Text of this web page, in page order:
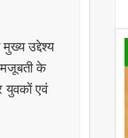
उद्देश्य
के
युवकों एवं